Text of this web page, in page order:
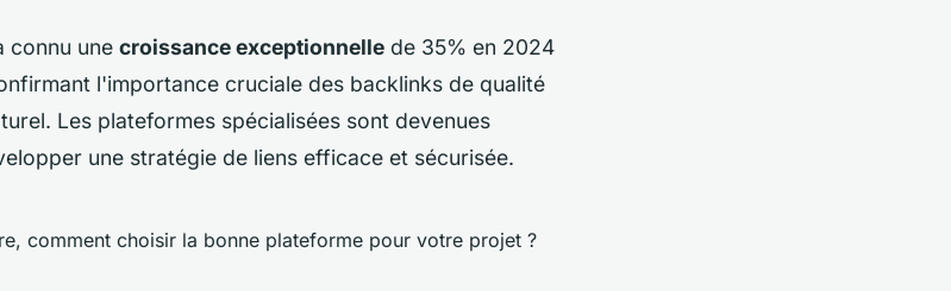
connu une croissance exceptionnelle de 35% en 2024
l'importance cruciale des backlinks de qualité
Les plateformes spécialisées sont devenues
une stratégie de liens efficace et sécurisée.
comment choisir la bonne plateforme pour votre projet ?